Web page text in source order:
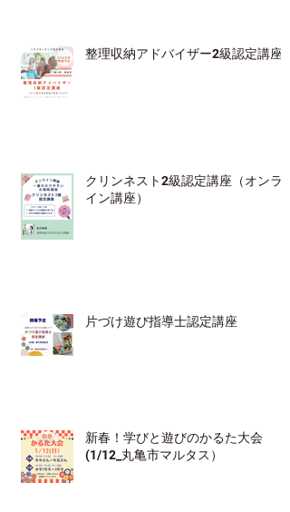
整理収納アドバイザー2級認定講座
クリンネスト2級認定講座（オンラ
イン講座）
片づけ遊び指導士認定講座
新春！学びと遊びのかるた大会
(1/12_丸亀市マルタス）